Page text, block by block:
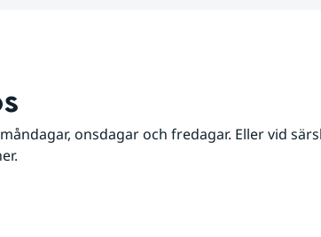
onsdagar och fredagar. Eller vid